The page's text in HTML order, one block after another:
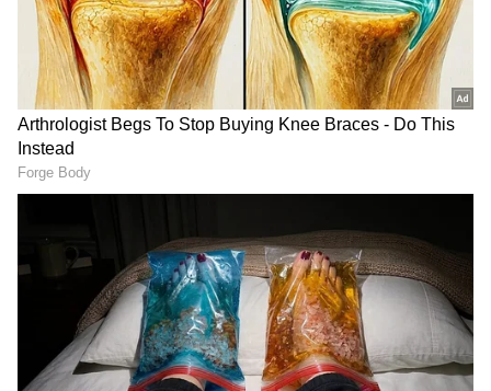
rishab shetty take selfie with vikram
தங்கலான் திரைப்படம் தமிழ், தெலுங்கு,
இந்தி, மலையாளம், கன்னடம் என பான்
இந்தியா படமாக ரிலீஸ் ஆக உள்ளதால்,
அப்படத்திற்கான புரமோஷன் தற்போது
முழுவீச்சில் நடைபெற்று வருகிறது. அந்த
வகையில் நேற்று பெங்களூருவில்
தங்கலான் படத்தின் புரமோஷன் நிகழ்ச்சி
நடைபெற்றது. இதில்
கலந்துகொள்வதற்காக நடிகர் விக்ரம்
பெங்களூரு சென்றிருந்தார். அப்போது